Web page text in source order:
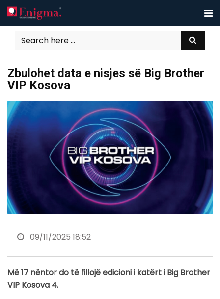
Skip
to
content
Zbulohet data e nisjes së Big Brother
VIP Kosova
09/11/2025 18:52
Më 17 nëntor do të fillojë edicioni i katërt i Big Brother
VIP Kosova 4.